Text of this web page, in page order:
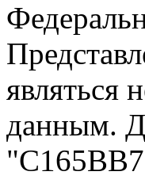
являться
данным.